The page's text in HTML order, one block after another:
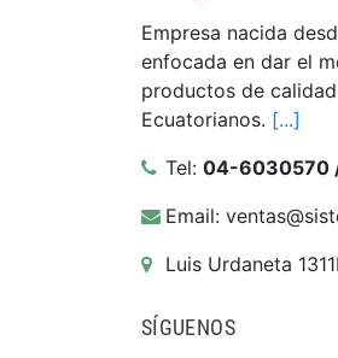
Empresa nacida
enfocada en dar el
productos de
Ecuatorianos. [...]
Tel: 04-6030570
Email:
Luis Urdaneta
SÍGUENOS